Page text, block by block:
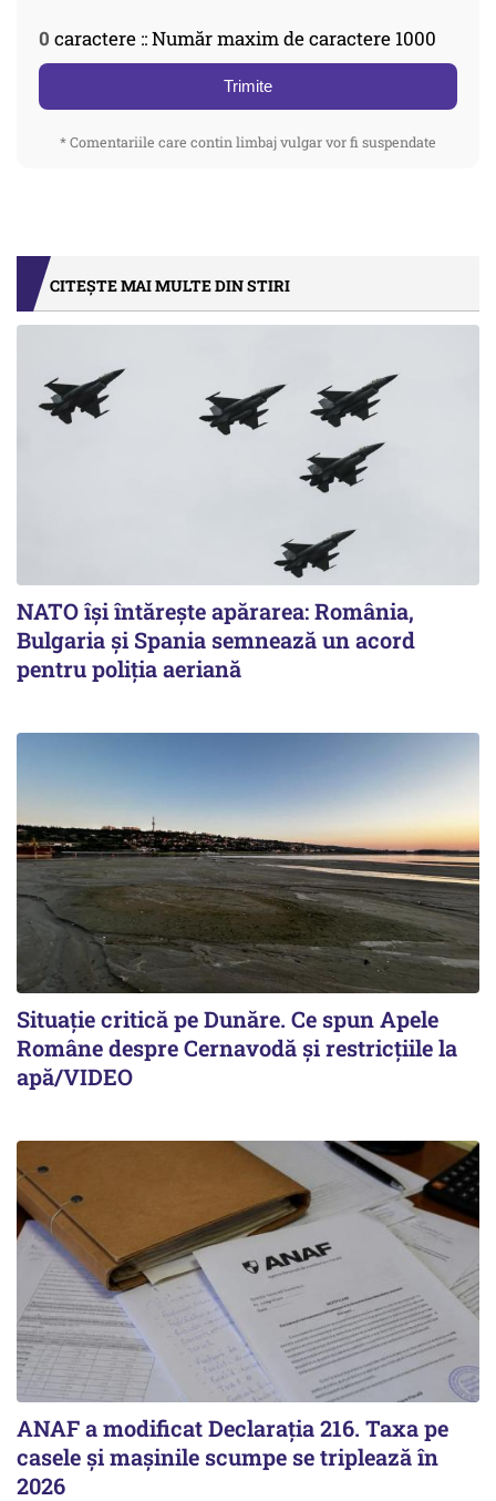
0 caractere :: Număr maxim de caractere 1000
Trimite
* Comentariile care contin limbaj vulgar vor fi suspendate
CITEȘTE MAI MULTE DIN STIRI
NATO își întărește apărarea: România,
Bulgaria și Spania semnează un acord
pentru poliția aeriană
Situație critică pe Dunăre. Ce spun Apele
Române despre Cernavodă și restricțiile la
apă/VIDEO
ANAF a modificat Declarația 216. Taxa pe
casele și mașinile scumpe se triplează în
2026